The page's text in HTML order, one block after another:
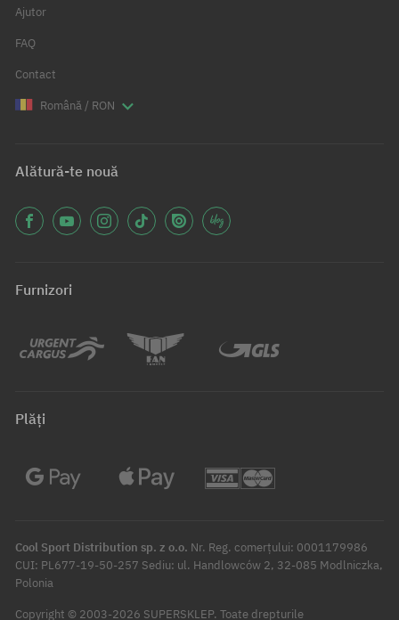
Ajutor
FAQ
Contact
Română / RON
Alătură-te nouă
Furnizori
Plăți
Cool Sport Distribution sp. z o.o. Nr. Reg. comerțului: 0001179986
CUI: PL677-19-50-257 Sediu: ul. Handlowców 2, 32-085 Modlniczka,
Polonia
Copyright © 2003-2026 SUPERSKLEP. Toate drepturile